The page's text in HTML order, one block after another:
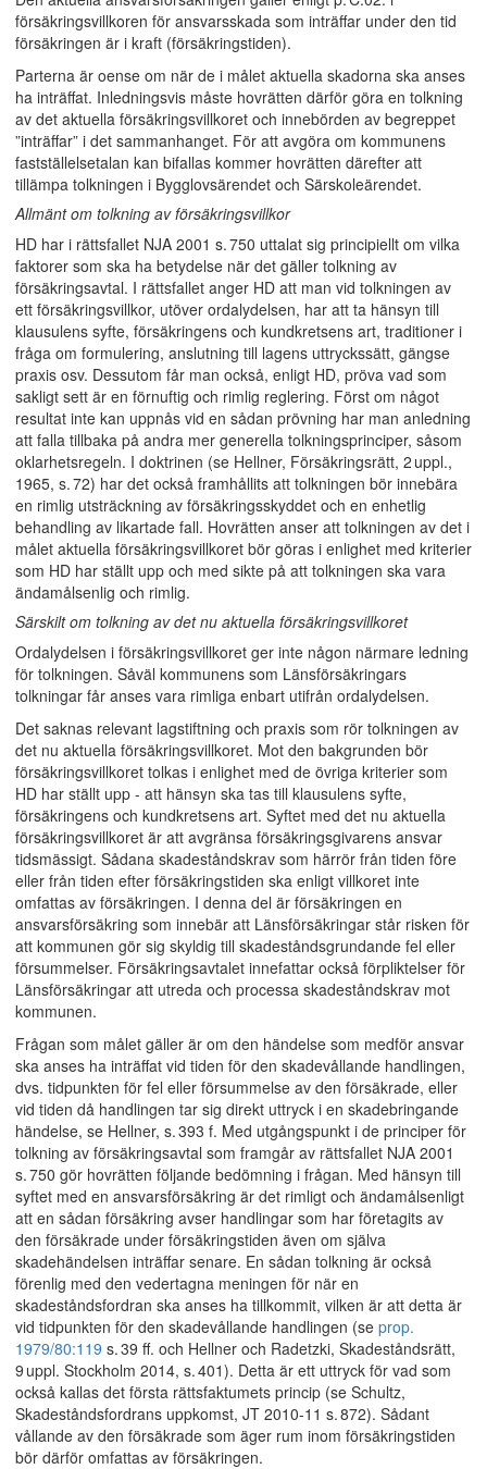
försäkringsvillkoren för ansvarsskada som inträffar under den tid
försäkringen är i kraft (försäkringstiden).
Parterna är oense om när de i målet aktuella skadorna ska anses
ha inträffat. Inledningsvis måste hovrätten därför göra en tolkning
av det aktuella försäkringsvillkoret och innebörden av begreppet
”inträffar” i det sammanhanget. För att avgöra om kommunens
fastställelsetalan kan bifallas kommer hovrätten därefter att
tillämpa tolkningen i Bygglovsärendet och Särskoleärendet.
Allmänt om tolkning av försäkringsvillkor
HD har i rättsfallet NJA 2001 s. 750 uttalat sig principiellt om vilka
faktorer som ska ha betydelse när det gäller tolkning av
försäkringsavtal. I rättsfallet anger HD att man vid tolkningen av
ett försäkringsvillkor, utöver ordalydelsen, har att ta hänsyn till
klausulens syfte, försäkringens och kundkretsens art, traditioner i
fråga om formulering, anslutning till lagens uttryckssätt, gängse
praxis osv. Dessutom får man också, enligt HD, pröva vad som
sakligt sett är en förnuftig och rimlig reglering. Först om något
resultat inte kan uppnås vid en sådan prövning har man anledning
att falla tillbaka på andra mer generella tolkningsprinciper, såsom
oklarhetsregeln. I doktrinen (se Hellner, Försäkringsrätt, 2 uppl.,
1965, s. 72) har det också framhållits att tolkningen bör innebära
en rimlig utsträckning av försäkringsskyddet och en enhetlig
behandling av likartade fall. Hovrätten anser att tolkningen av det i
målet aktuella försäkringsvillkoret bör göras i enlighet med kriterier
som HD har ställt upp och med sikte på att tolkningen ska vara
ändamålsenlig och rimlig.
Särskilt om tolkning av det nu aktuella försäkringsvillkoret
Ordalydelsen i försäkringsvillkoret ger inte någon närmare ledning
för tolkningen. Såväl kommunens som Länsförsäkringars
tolkningar får anses vara rimliga enbart utifrån ordalydelsen.
Det saknas relevant lagstiftning och praxis som rör tolkningen av
det nu aktuella försäkringsvillkoret. Mot den bakgrunden bör
försäkringsvillkoret tolkas i enlighet med de övriga kriterier som
HD har ställt upp - att hänsyn ska tas till klausulens syfte,
försäkringens och kundkretsens art. Syftet med det nu aktuella
försäkringsvillkoret är att avgränsa försäkringsgivarens ansvar
tidsmässigt. Sådana skadeståndskrav som härrör från tiden före
eller från tiden efter försäkringstiden ska enligt villkoret inte
omfattas av försäkringen. I denna del är försäkringen en
ansvarsförsäkring som innebär att Länsförsäkringar står risken för
att kommunen gör sig skyldig till skadeståndsgrundande fel eller
försummelser. Försäkringsavtalet innefattar också förpliktelser för
Länsförsäkringar att utreda och processa skadeståndskrav mot
kommunen.
Frågan som målet gäller är om den händelse som medför ansvar
ska anses ha inträffat vid tiden för den skadevållande handlingen,
dvs. tidpunkten för fel eller försummelse av den försäkrade, eller
vid tiden då handlingen tar sig direkt uttryck i en skadebringande
händelse, se Hellner, s. 393 f. Med utgångspunkt i de principer för
tolkning av försäkringsavtal som framgår av rättsfallet NJA 2001
s. 750 gör hovrätten följande bedömning i frågan. Med hänsyn till
syftet med en ansvarsförsäkring är det rimligt och ändamålsenligt
att en sådan försäkring avser handlingar som har företagits av
den försäkrade under försäkringstiden även om själva
skadehändelsen inträffar senare. En sådan tolkning är också
förenlig med den vedertagna meningen för när en
skadeståndsfordran ska anses ha tillkommit, vilken är att detta är
vid tidpunkten för den skadevållande handlingen (se prop.
1979/80:119 s. 39 ff. och Hellner och Radetzki, Skadeståndsrätt,
9 uppl. Stockholm 2014, s. 401). Detta är ett uttryck för vad som
också kallas det första rättsfaktumets princip (se Schultz,
Skadeståndsfordrans uppkomst, JT 2010-11 s. 872). Sådant
vållande av den försäkrade som äger rum inom försäkringstiden
bör därför omfattas av försäkringen.